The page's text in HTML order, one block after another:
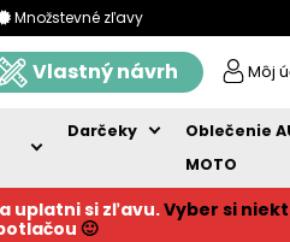
Množstevné zľavy
Vlastný návrh Môj
Darčeky
Oblečenie
MOTO
a uplatni si zľavu.Vyber si
🙂